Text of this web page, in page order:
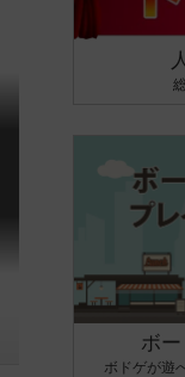
ボ
ボドゲが遊